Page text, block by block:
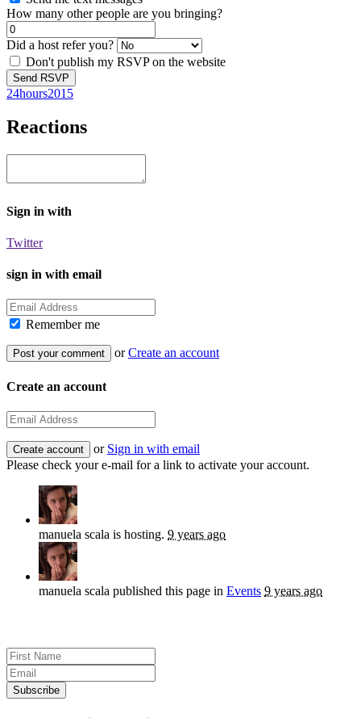
How many other people are you bringing?
Did a host refer you?
Don't publish my RSVP on the website
24hours2015
Reactions
Sign in with
Twitter
sign in with email
Remember me
orCreate an account
Create an account
or Sign in with email
Please check your e-mail for a link to activate your account.
manuela scala is hosting. 9 years ago
manuela scala published this page in Events 9 years ago